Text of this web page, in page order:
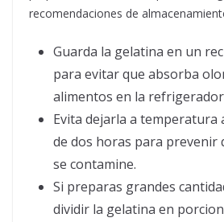
recomendaciones de
Guarda la gelatina en un
para evitar que absorba
alimentos en la
Evita dejarla a temperatura
de dos horas para prevenir
se contamine.
Si preparas grandes
dividir la gelatina en